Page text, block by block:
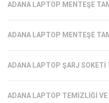
ADANA LAPTOP MENTEŞE
ADANA LAPTOP MENTEŞE
ADANA LAPTOP ŞARJ SOKETI
ADANA LAPTOP TEMIZLIĞI VE